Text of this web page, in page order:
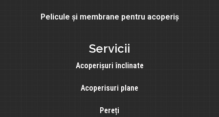
Pelicule și membrane pentru acoperiș
Servicii
Acoperișuri înclinate
Acoperisuri plane
Pereți